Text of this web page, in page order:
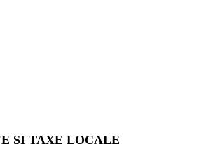
SI TAXE LOCALE